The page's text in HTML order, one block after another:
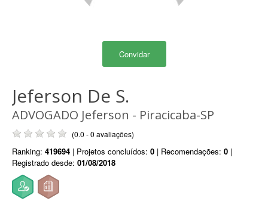
Convidar
Jeferson De S.
ADVOGADO Jeferson - Piracicaba-SP
(0.0 - 0 avaliações)
Ranking: 419694 | Projetos concluídos: 0 | Recomendações: 0 |
Registrado desde: 01/08/2018